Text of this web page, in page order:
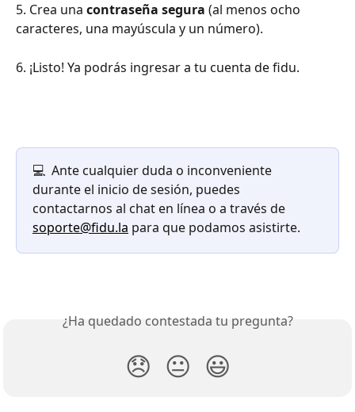
5. Crea una contraseña segura (al menos ocho
caracteres, una mayúscula y un número).
6. ¡Listo! Ya podrás ingresar a tu cuenta de fidu.
💻  Ante cualquier duda o inconveniente
durante el inicio de sesión, puedes
contactarnos al chat en línea o a través de
soporte@fidu.la para que podamos asistirte.
¿Ha quedado contestada tu pregunta?
😞 😐 😃